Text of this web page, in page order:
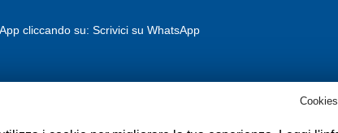
cliccando su: Scrivici su WhatsApp
Cookies